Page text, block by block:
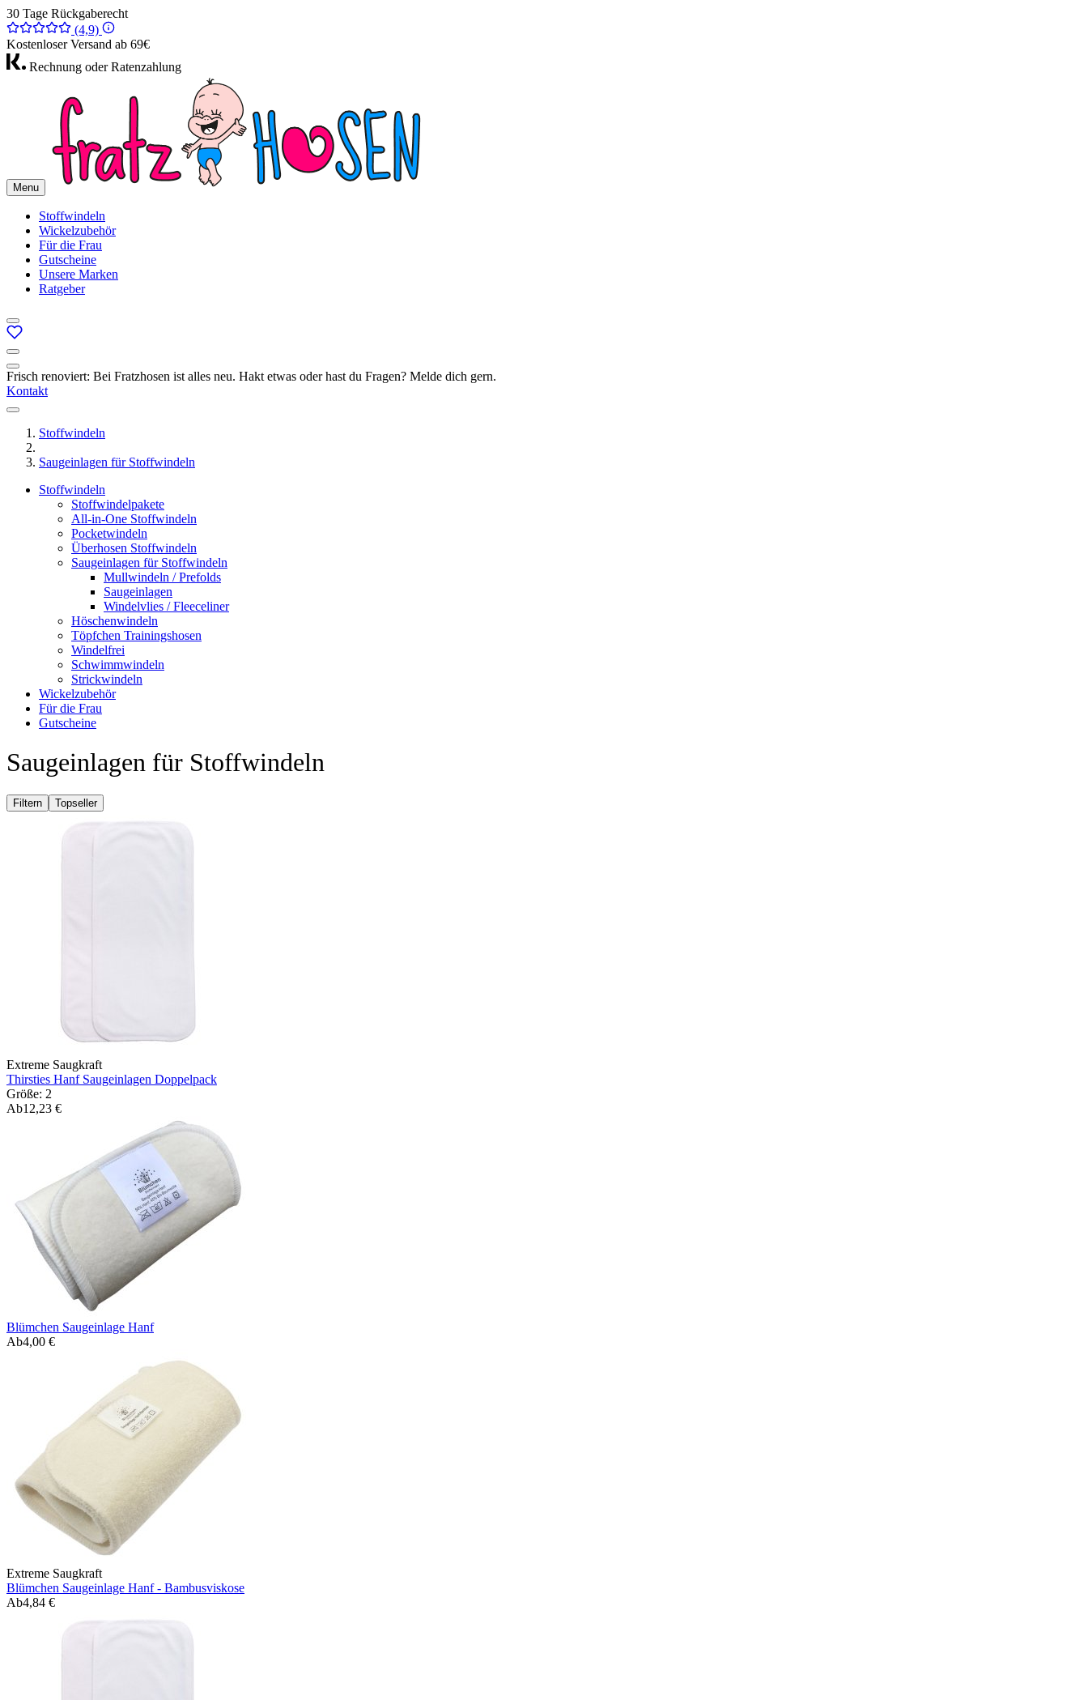
30 Tage Rückgaberecht
(4,9)
Kostenloser Versand ab 69€
Rechnung oder Ratenzahlung
Menu
Stoffwindeln
Wickelzubehör
Für die Frau
Gutscheine
Unsere Marken
Ratgeber
Frisch renoviert: Bei Fratzhosen ist alles neu. Hakt etwas oder hast du Fragen? Melde dich gern.
Kontakt
Stoffwindeln
Saugeinlagen für Stoffwindeln
Stoffwindeln
Stoffwindelpakete
All-in-One Stoffwindeln
Pocketwindeln
Überhosen Stoffwindeln
Saugeinlagen für Stoffwindeln
Mullwindeln / Prefolds
Saugeinlagen
Windelvlies / Fleeceliner
Höschenwindeln
Töpfchen Trainingshosen
Windelfrei
Schwimmwindeln
Strickwindeln
Wickelzubehör
Für die Frau
Gutscheine
Saugeinlagen für Stoffwindeln
Filtern Topseller
Extreme Saugkraft
Thirsties Hanf Saugeinlagen Doppelpack
Größe: 2
Ab12,23 €
Blümchen Saugeinlage Hanf
Ab4,00 €
Extreme Saugkraft
Blümchen Saugeinlage Hanf - Bambusviskose
Ab4,84 €